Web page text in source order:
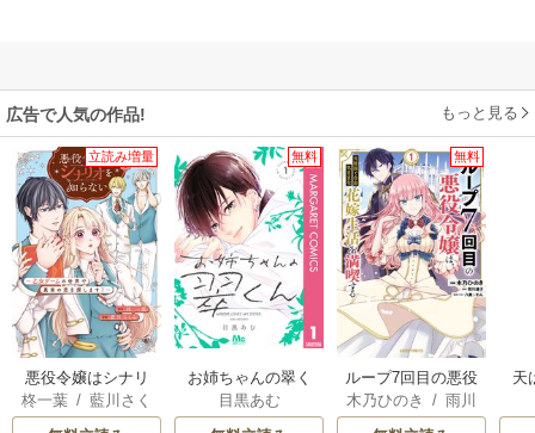
広告で人気の作品! もっと見る
立読み増量
悪役令嬢はシナリ
オを知らない ～乙
女ゲームの世界で
柊一葉 /藍川さく
ら
無料
お姉ちゃんの翠く
ん
目黒あむ
無料
ループ7回目の悪役
令嬢は、元敵国で
自由気ままな花嫁
木乃ひのき /雨川
透子/八美☆わん
天